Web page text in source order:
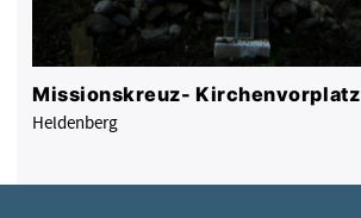
Missionskreuz- Kirchenvorplatz
Heldenberg